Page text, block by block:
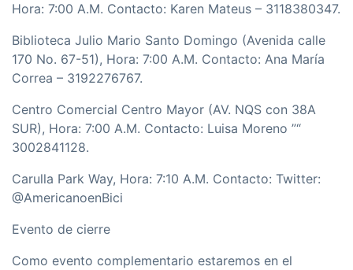
Hora: 7:00 A.M. Contacto: Karen Mateus – 3118380347.
Biblioteca Julio Mario Santo Domingo (Avenida calle
170 No. 67-51), Hora: 7:00 A.M. Contacto: Ana Marí­a
Correa – 3192276767.
Centro Comercial Centro Mayor (AV. NQS con 38A
SUR), Hora: 7:00 A.M. Contacto: Luisa Moreno ”“
3002841128.
Carulla Park Way, Hora: 7:10 A.M. Contacto: Twitter:
@AmericanoenBici
Evento de cierre
Como evento complementario estaremos en el